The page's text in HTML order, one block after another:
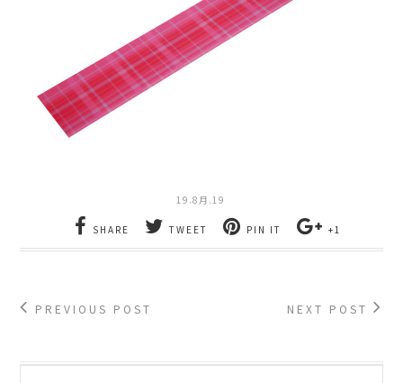
19.8月.19
SHARE TWEET PIN IT +1
PREVIOUS POST NEXT POST